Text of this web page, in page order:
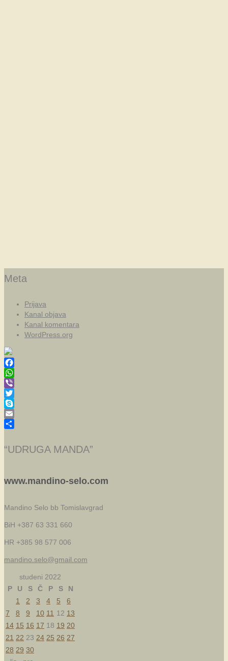
Meta
Prijava
Kanal objava
Kanal komentara
WordPress.org
Facebook
WhatsApp
Viber
Twitter
Skype
Email
“UDRUGA MANDA”
www.mandino-selo.com
Mandino Selo bb Tomislavgrad
BiH +387 63 331 660
HR +385 98 577 006
mandino.selo@gmail.com
studeni 2022
P
U S Č P S
N
1
2 3 4 5
6
7
8 9 10 11 12 13
14 15 16 17 18 19 20
21 22 23 24 25 26 27
28 29 30